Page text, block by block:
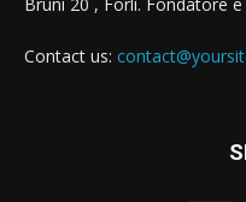
Contact us: